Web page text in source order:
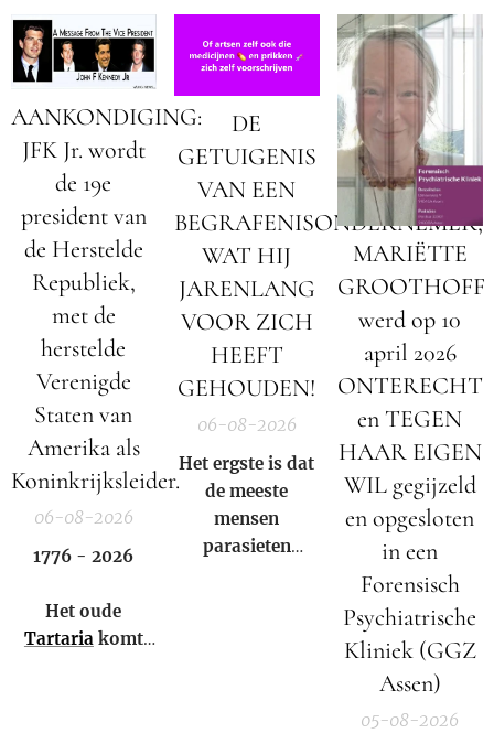
AANKONDIGING:
JFK Jr. wordt
de 19e
president van
de Herstelde
Republiek,
met de
herstelde
Verenigde
Staten van
Amerika als
Koninkrijksleider.
06-08-2026
1776 - 2026
Het oude
Tartaria komt
DE
GETUIGENIS
VAN EEN
BEGRAFENISONDERNEMER;
WAT HIJ
JARENLANG
VOOR ZICH
HEEFT
GEHOUDEN!
06-08-2026
Het ergste is dat
de meeste
mensen
parasieten
MARIËTTE
GROOTHOFF
werd op 10
april 2026
ONTERECHT
en TEGEN
HAAR EIGEN
WIL gegijzeld
en opgesloten
in een
Forensisch
Psychiatrische
Kliniek (GGZ
Assen)
05-08-2026